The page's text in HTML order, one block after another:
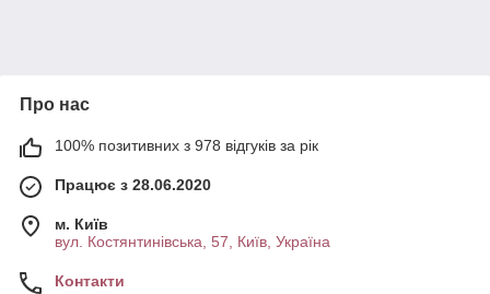
Про нас
100% позитивних з 978 відгуків за рік
Працює з 28.06.2020
м. Київ
вул. Костянтинівська, 57, Київ, Україна
Контакти